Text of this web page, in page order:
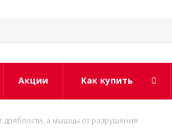
Акции Как купить
дряблости, а мышцы от разрушения